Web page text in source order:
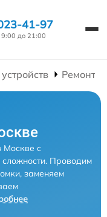
41-97
до 21:00
Ремонт
Москве с
Проводим
заменяем